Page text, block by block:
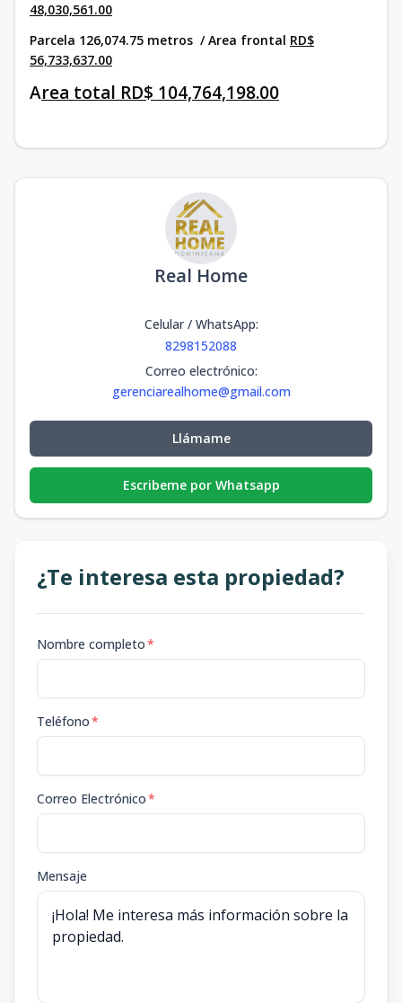
48,030,561.00
Parcela 126,074.75 metros / Area frontal RD$
56,733,637.00
Area total RD$ 104,764,198.00
Real Home
Celular / WhatsApp:
8298152088
Correo electrónico:
gerenciarealhome@gmail.com
Llámame
Escribeme por Whatsapp
¿Te interesa esta propiedad?
Nombre completo*
Teléfono*
Correo Electrónico*
Mensaje